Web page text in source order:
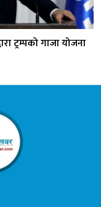
ट्रम्पको गाजा योजना